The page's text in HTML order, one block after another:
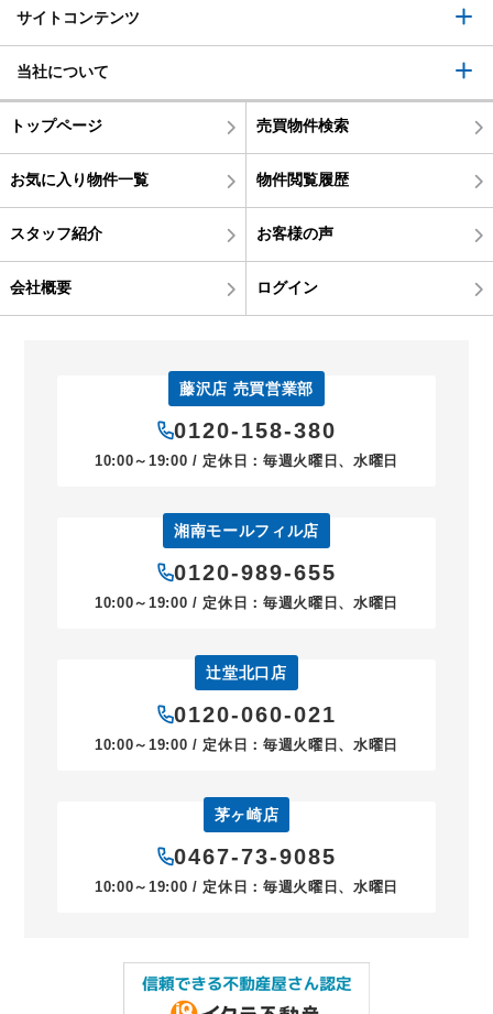
サイトコンテンツ
当社について
トップページ 売買物件検索
お気に入り物件一覧 物件閲覧履歴
スタッフ紹介 お客様の声
会社概要 ログイン
藤沢店 売買営業部
0120-158-380
10:00～19:00 / 定休日：毎週火曜日、水曜日
湘南モールフィル店
0120-989-655
10:00～19:00 / 定休日：毎週火曜日、水曜日
辻堂北口店
0120-060-021
10:00～19:00 / 定休日：毎週火曜日、水曜日
茅ヶ崎店
0467-73-9085
10:00～19:00 / 定休日：毎週火曜日、水曜日